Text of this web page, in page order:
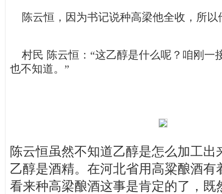
陈云恒，因为书记说种高梁他全收，所以
村民 陈云恒：“这乙醇是什么呢？咱刚一
也不知道。”
陈云恒虽然不知道乙醇是怎么加工出
乙醇是酒精。在河北省用高粱酿酒有
看来种高梁酿酒这事是肯定的了，既